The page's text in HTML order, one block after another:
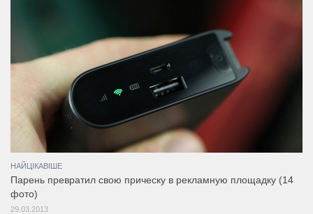
НАЙЦІКАВІШЕ
Парень превратил свою прическу в рекламную площадку (14
фото)
29.03.2013